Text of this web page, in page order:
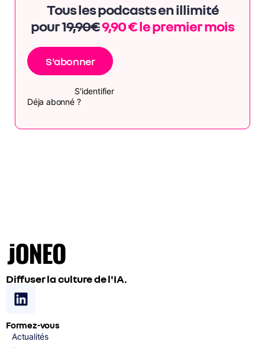
Tous les podcasts en illimité
pour 19,90€9,90 € le premier mois
S'abonner
Déja abonné ?
S'identifier
Diffuser la culture de l'IA.
Formez-vous
Actualités